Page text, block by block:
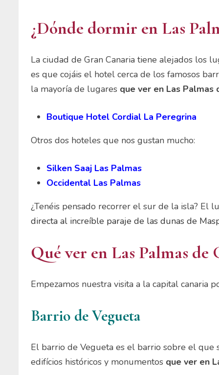
¿Dónde dormir en Las
La ciudad de Gran Canaria tiene alejados los
es que cojáis el hotel cerca de los famosos
la mayoría de lugares que ver en Las Palmas
Boutique Hotel Cordial La Peregrina
Otros dos hoteles que nos gustan mucho:
Silken Saaj Las Palmas
Occidental Las Palmas
¿Tenéis pensado recorrer el sur de la isla? El
directa al increíble paraje de las dunas de
Qué ver en Las Palmas
Empezamos nuestra visita a la capital canaria
Barrio de Vegueta
El barrio de Vegueta es el barrio sobre el que
edifícios históricos y monumentos que ver en